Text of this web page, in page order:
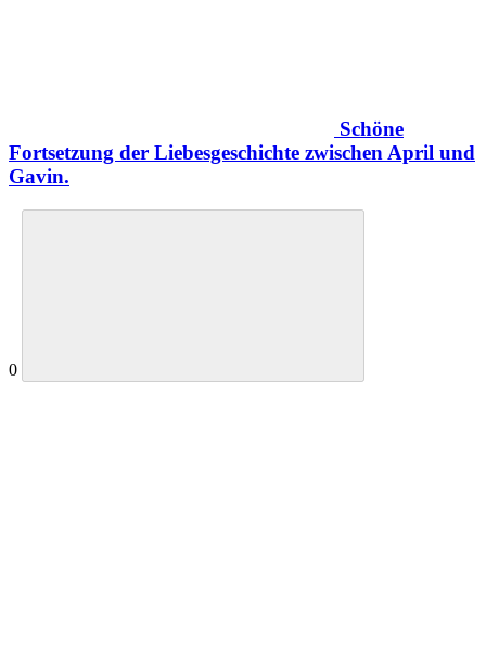
Schöne
Fortsetzung der Liebesgeschichte zwischen April und
Gavin.
0